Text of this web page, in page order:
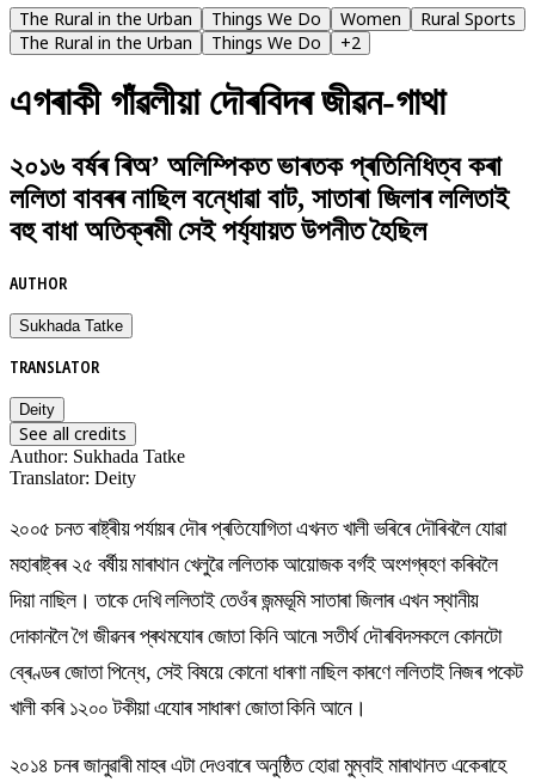
The Rural in the Urban
Things We Do Women
Rural Sports
The Rural in the Urban
Things We Do +2
এগৰাকী গাঁৱলীয়া দৌৰবিদৰ জীৱন-গাথা
২০১৬ বৰ্ষৰ ৰিঅ’ অলিম্পিকত ভাৰতক প্ৰতিনিধিত্ব কৰা
ললিতা বাবৰৰ নাছিল বন্ধোৱা বাট, সাতাৰা জিলাৰ ললিতাই
বহু বাধা অতিক্ৰমী সেই পৰ্য্যায়ত উপনীত হৈছিল
AUTHOR
Sukhada Tatke
TRANSLATOR
Deity
See all credits
Author: Sukhada Tatke
Translator: Deity
২০০৫ চনত ৰাষ্ট্ৰীয় পৰ্যায়ৰ দৌৰ প্ৰতিযোগিতা এখনত খালী ভৰিৰে দৌৰিবলৈ যোৱা
মহাৰাষ্ট্ৰৰ ২৫ বৰ্ষীয় মাৰাথান খেলুৱৈ ললিতাক আয়োজক বৰ্গই অংশগ্ৰহণ কৰিবলৈ
দিয়া নাছিল। তাকে দেখি ললিতাই তেওঁৰ জন্মভূমি সাতাৰা জিলাৰ এখন স্থানীয়
দোকানলৈ গৈ জীৱনৰ প্ৰথমযোৰ জোতা কিনি আনে৷ সতীৰ্থ দৌৰবিদসকলে কোনটো
ব্ৰেণ্ডৰ জোতা পিন্ধে, সেই বিষয়ে কোনো ধাৰণা নাছিল কাৰণে ললিতাই নিজৰ পকেট
খালী কৰি ১২০০ টকীয়া এযোৰ সাধাৰণ জোতা কিনি আনে।
২০১৪ চনৰ জানুৱাৰী মাহৰ এটা দেওবাৰে অনুষ্ঠিত হোৱা মুম্বাই মাৰাথানত একেৰাহে